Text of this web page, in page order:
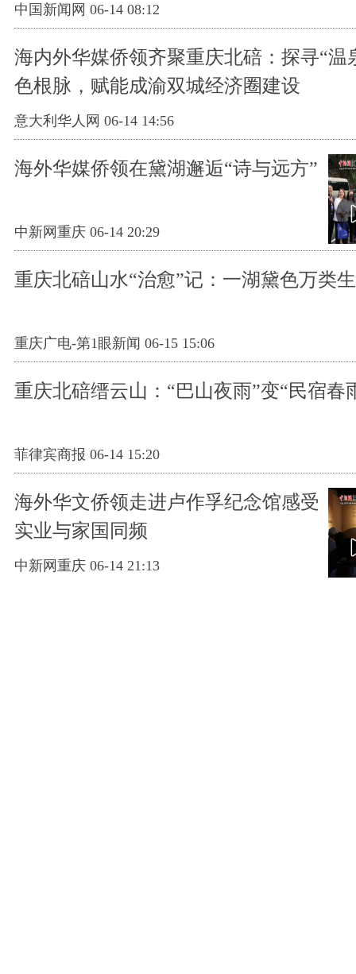
中国新闻网 06-14 08:12
海内外华媒侨领齐聚重庆北碚：探寻“温
色根脉，赋能成渝双城经济圈建设
意大利华人网 06-14 14:56
海外华媒侨领在黛湖邂逅“诗与远方”
中新网重庆 06-14 20:29
重庆北碚山水“治愈”记：一湖黛色万类
重庆广电-第1眼新闻 06-15 15:06
重庆北碚缙云山：“巴山夜雨”变“民宿春
菲律宾商报 06-14 15:20
海外华文侨领走进卢作孚纪念馆感受
实业与家国同频
中新网重庆 06-14 21:13